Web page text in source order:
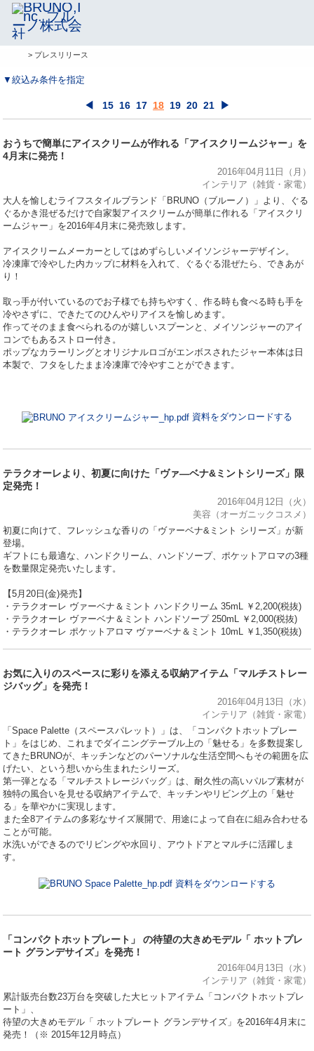
> プレスリリース
▼絞込み条件を指定
◀ 15 16 17 18 19 20 21 ▶
おうちで簡単にアイスクリームが作れる「アイスクリームジャー」を
4月末に発売！
2016年04月11日（月）
インテリア（雑貨・家電）
大人を愉しむライフスタイルブランド「BRUNO（ブルーノ）」より、ぐる
ぐるかき混ぜるだけで自家製アイスクリームが簡単に作れる「アイスクリ
ームジャー」を2016年4月末に発売致します。
アイスクリームメーカーとしてはめずらしいメイソンジャーデザイン。
冷凍庫で冷やした内カップに材料を入れて、ぐるぐる混ぜたら、できあが
り！
取っ手が付いているのでお子様でも持ちやすく、作る時も食べる時も手を
冷やさずに、できたてのひんやりアイスを愉しめます。
作ってそのまま食べられるのが嬉しいスプーンと、メイソンジャーのアイ
コンでもあるストロー付き。
ポップなカラーリングとオリジナルロゴがエンボスされたジャー本体は日
本製で、フタをしたまま冷凍庫で冷やすことができます。
資料をダウンロードする
テラクオーレより、初夏に向けた「ヴァ―ベナ&ミントシリーズ」限
定発売！
2016年04月12日（火）
美容（オーガニックコスメ）
初夏に向けて、フレッシュな香りの「ヴァーベナ&ミント シリーズ」が新
登場。
ギフトにも最適な、ハンドクリーム、ハンドソープ、ポケットアロマの3種
を数量限定発売いたします。
【5月20日(金)発売】
・テラクオーレ ヴァーベナ＆ミント ハンドクリーム 35mL ￥2,200(税抜)
・テラクオーレ ヴァーベナ＆ミント ハンドソープ 250mL ￥2,000(税抜)
・テラクオーレ ポケットアロマ ヴァーベナ＆ミント 10mL ￥1,350(税抜)
お気に入りのスペースに彩りを添える収納アイテム「マルチストレー
ジバッグ」を発売！
2016年04月13日（水）
インテリア（雑貨・家電）
「Space Palette（スペースパレット）」は、「コンパクトホットプレー
ト」をはじめ、これまでダイニングテーブル上の「魅せる」を多数提案し
てきたBRUNOが、キッチンなどのパーソナルな生活空間へもその範囲を広
げたい、という想いから生まれたシリーズ。
第一弾となる「マルチストレージバッグ」は、耐久性の高いパルプ素材が
独特の風合いを見せる収納アイテムで、キッチンやリビング上の「魅せ
る」を華やかに実現します。
また全8アイテムの多彩なサイズ展開で、用途によって自在に組み合わせる
ことが可能。
水洗いができるのでリビングや水回り、アウトドアとマルチに活躍しま
す。
資料をダウンロードする
「コンパクトホットプレート」 の待望の大きめモデル「 ホットプレ
ート グランデサイズ」を発売！
2016年04月13日（水）
インテリア（雑貨・家電）
累計販売台数23万台を突破した大ヒットアイテム「コンパクトホットプレ
ート」、
待望の大きめモデル「 ホットプレート グランデサイズ」を2016年4月末に
発売！（※ 2015年12月時点）